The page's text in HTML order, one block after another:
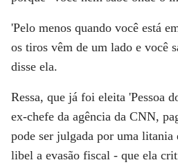
'Pelo menos quando você está
os tiros vêm de um lado e você
disse ela.
Ressa, que já foi eleita 'Pessoa
ex-chefe da agência da CNN,
pode ser julgada por uma litania
libel a evasão fiscal - que ela